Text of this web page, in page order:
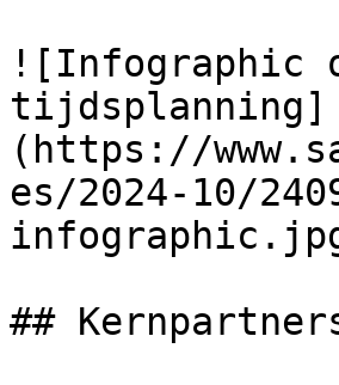
![Infographic
tijdsplanning]
(https://
es/2024-10/
##